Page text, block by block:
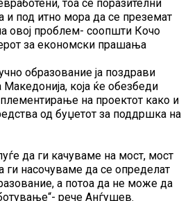
тоа се поразителни
и под итно мора да се преземат
овој проблем- соопшти Кочо
за економски прашања
образование ја поздрави
која ќе обезбеди
на проектот како и
од буџетот за поддршка на
да ги качуваме на мост, мост
ги насочуваме да се определат
а потоа да не може да
рече Анѓушев.